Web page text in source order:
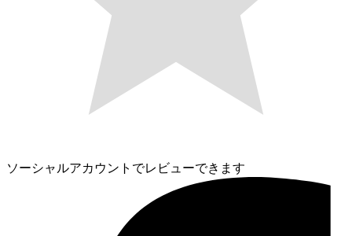
ソーシャルアカウントでレビューできます